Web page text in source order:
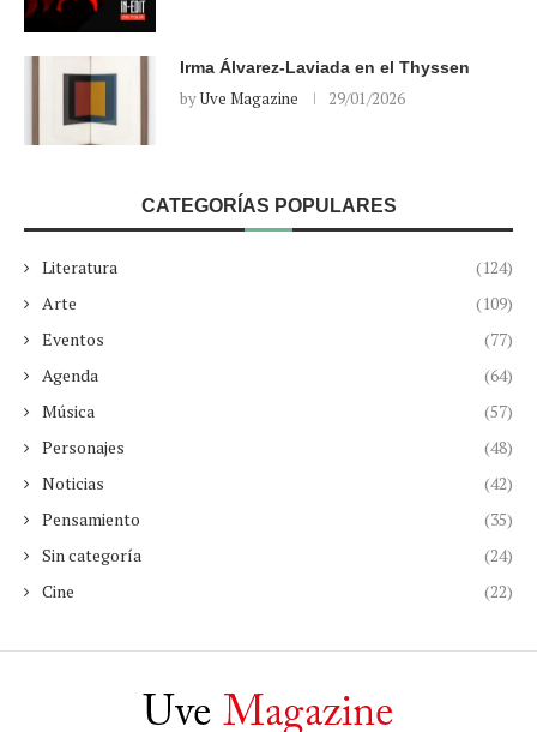
Irma Álvarez-Laviada en el Thyssen
byUve Magazine 29/01/2026
CATEGORÍAS POPULARES
Literatura
(124)
Arte
(109)
Eventos
(77)
Agenda
(64)
Música
(57)
Personajes
(48)
Noticias
(42)
Pensamiento
(35)
Sin categoría
(24)
Cine
(22)